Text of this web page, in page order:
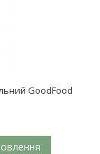
GoodFood